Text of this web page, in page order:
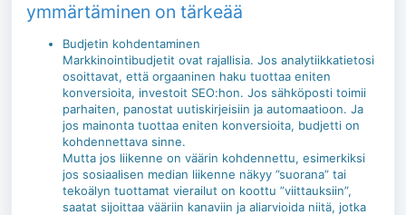
ymmärtäminen on tärkeää
Budjetin kohdentaminen
Markkinointibudjetit ovat rajallisia. Jos analytiikkatietosi
osoittavat, että orgaaninen haku tuottaa eniten
konversioita, investoit SEO:hon. Jos sähköposti toimii
parhaiten, panostat uutiskirjeisiin ja automaatioon. Ja
jos mainonta tuottaa eniten konversioita, budjetti on
kohdennettava sinne.
Mutta jos liikenne on väärin kohdennettu, esimerkiksi
jos sosiaalisen median liikenne näkyy ”suorana” tai
tekoälyn tuottamat vierailut on koottu ”viittauksiin”,
saatat sijoittaa vääriin kanaviin ja aliarvioida niitä, jotka